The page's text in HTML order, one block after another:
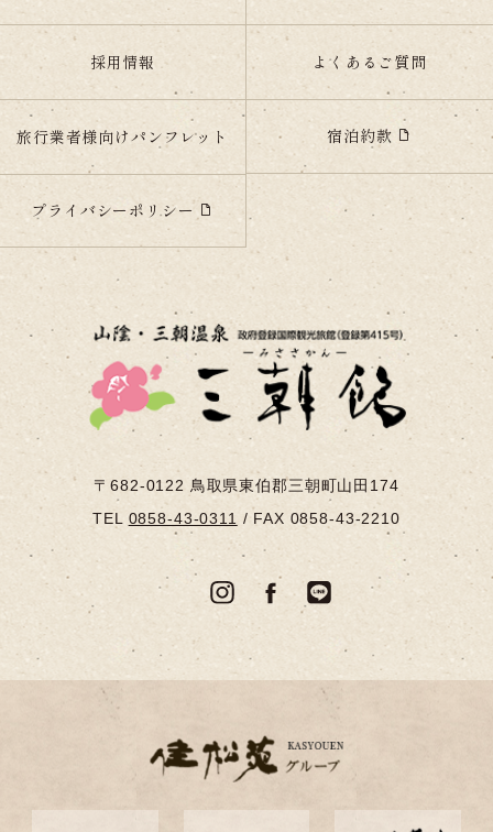
採用情報 よくあるご質問
旅行業者様向けパンフレット 宿泊約款
プライバシーポリシー
〒682-0122 鳥取県東伯郡三朝町山田174
TEL 0858-43-0311 /FAX 0858-43-2210